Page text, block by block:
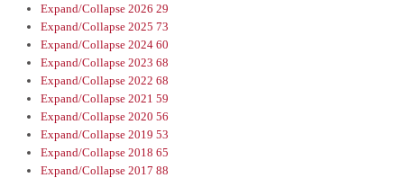
Expand/Collapse 2026 29
Expand/Collapse 2025 73
Expand/Collapse 2024 60
Expand/Collapse 2023 68
Expand/Collapse 2022 68
Expand/Collapse 2021 59
Expand/Collapse 2020 56
Expand/Collapse 2019 53
Expand/Collapse 2018 65
Expand/Collapse 2017 88